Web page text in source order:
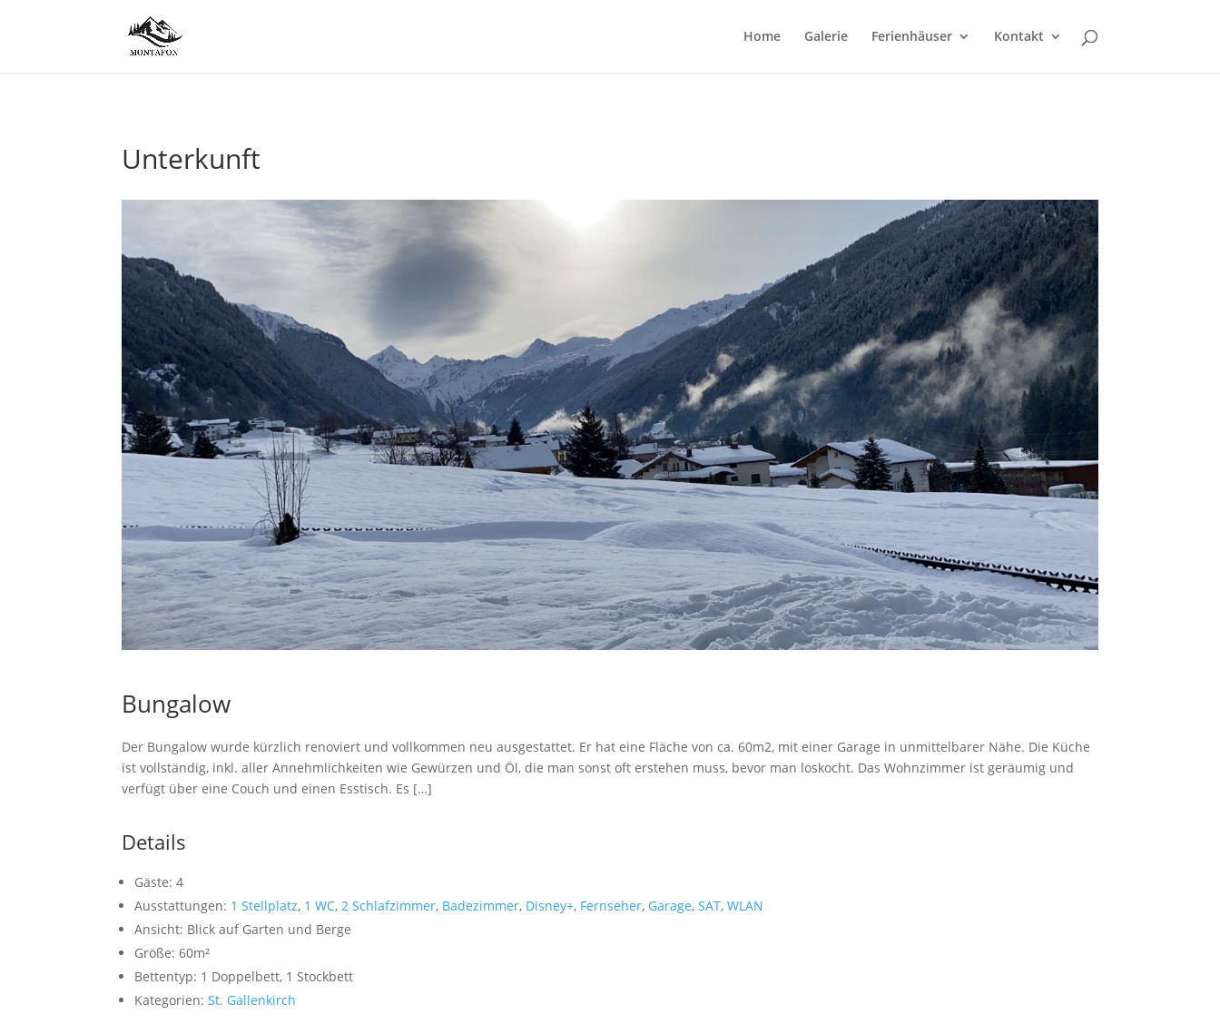
Home Galerie Ferienhäuser Kontakt
Unterkunft
Bungalow
Der Bungalow wurde kürzlich renoviert und vollkommen neu ausgestattet. Er hat eine Fläche von ca. 60m2, mit einer Garage in unmittelbarer Nähe. Die Küche
ist vollständig, inkl. aller Annehmlichkeiten wie Gewürzen und Öl, die man sonst oft erstehen muss, bevor man loskocht. Das Wohnzimmer ist geräumig und
verfügt über eine Couch und einen Esstisch. Es […]
Details
Gäste: 4
Ausstattungen: 1 Stellplatz, 1 WC,2 Schlafzimmer, Badezimmer, Disney+, Fernseher, Garage,SAT,WLAN
Ansicht: Blick auf Garten und Berge
Größe: 60m²
Bettentyp: 1 Doppelbett, 1 Stockbett
Kategorien: St. Gallenkirch